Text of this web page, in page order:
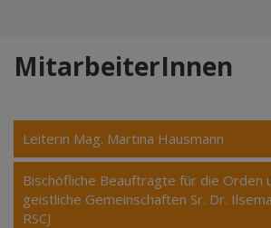
MitarbeiterInnen
Leiterin Mag. Martina Hausmann
Bischöfliche Beauftragte für die Orden
geistliche Gemeinschaften Sr. Dr.
RSCJ